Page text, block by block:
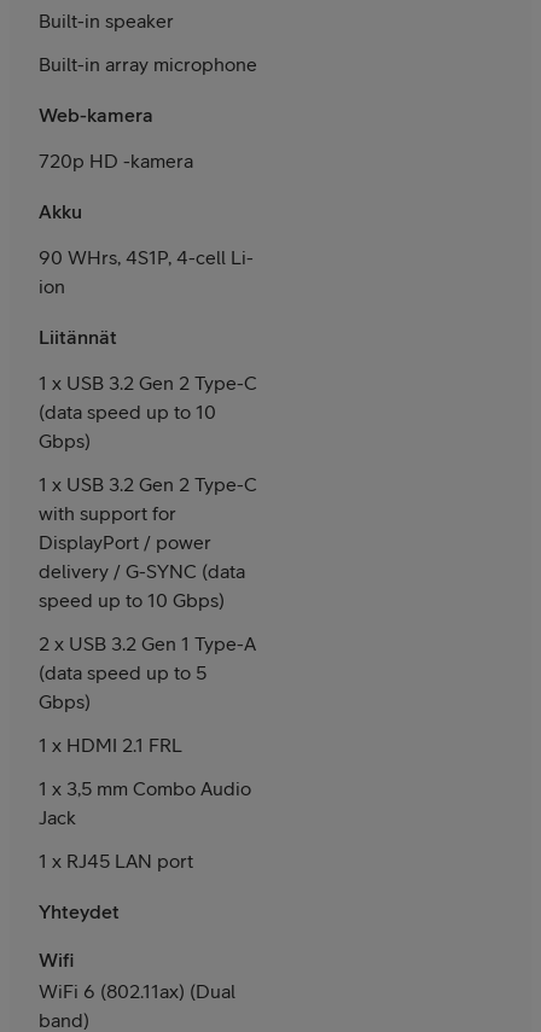
Built-in speaker
Built-in array microphone
Web-kamera
720p HD -kamera
Akku
90 WHrs, 4S1P, 4-cell Li-
ion
Liitännät
1 x USB 3.2 Gen 2 Type-C
(data speed up to 10
Gbps)
1 x USB 3.2 Gen 2 Type-C
with support for
DisplayPort / power
delivery / G-SYNC (data
speed up to 10 Gbps)
2 x USB 3.2 Gen 1 Type-A
(data speed up to 5
Gbps)
1 x HDMI 2.1 FRL
1 x 3,5 mm Combo Audio
Jack
1 x RJ45 LAN port
Yhteydet
Wifi
WiFi 6 (802.11ax) (Dual
band)